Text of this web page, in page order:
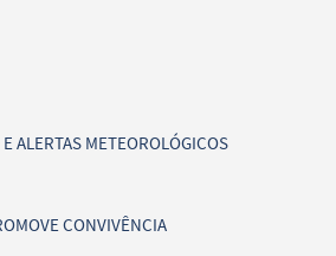
ALERTAS METEOROLÓGICOS
CONVIVÊNCIA